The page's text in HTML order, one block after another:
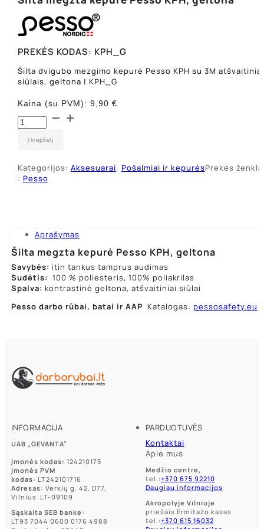
PREKĖS KODAS: KPH_G
Šilta dvigubo mezgimo kepurė Pesso KPH su 3M
siūlais, geltona | KPH_G
Kaina (su PVM): 9,90 €
produkto
kiekis:
Šilta
Pesso
KPH,
Į krepšelį
Kategorijos: Aksesuarai, Pošalmiai ir kepurėsPrekės
: Pesso
Aprašymas
Šilta megzta kepurė Pesso KPH, geltona
Savybės: itin tankus tamprus audimas
Sudėtis: 100 % poliesteris, 100% poliakrilas
Spalva: kontrastinė geltona, atšvaitiniai siūlai
Pesso darbo rūbai, batai ir AAP Katalogas: pessosafety.eu
INFORMACIJA
UAB „GEVANTA”
Įmonės kodas: 124210175
Įmonės PVM
kodas: LT242101716
Adresas: Verkių g. 42, D77,
Vilnius LT-09109
Sąskaita SEB banke:
LT93 7044 0600 0176 4988
PARDUOTUVĖS
Kontaktai
Apie mus
Medžio centre,
tel.:+370 675 92210
Daugiau informacijos
Akropolyje Vilniuje
priešais Ermitažo kasas
tel.:+370 615 16032